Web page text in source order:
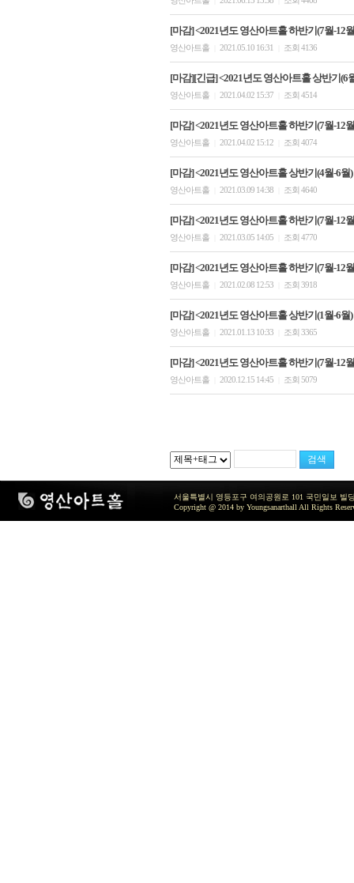
[마감] <2021년도 영산아트홀 하반기(7월-12
영산아트홀 2021.05.10 16:31 조회 4136
[마감][긴급] <2021년도 영산아트홀 상반기(6
영산아트홀 2021.04.02 15:37 조회 4514
[마감] <2021년도 영산아트홀 하반기(7월-12
영산아트홀 2021.04.02 15:12 조회 4074
[마감] <2021년도 영산아트홀 상반기(4월-6월
영산아트홀 2021.03.09 14:38 조회 4640
[마감] <2021년도 영산아트홀 하반기(7월-12
영산아트홀 2021.03.05 14:05 조회 4770
[마감] <2021년도 영산아트홀 하반기(7월-12
영산아트홀 2021.02.08 12:53 조회 3918
[마감] <2021년도 영산아트홀 상반기(1월-6월
영산아트홀 2021.01.13 10:33 조회 3365
[마감] <2021년도 영산아트홀 하반기(7월-12
영산아트홀 2020.12.15 14:45 조회 5079
서울특별시 영등포구 여의공원로 101 국민일보 빌
Copyright @ 2014 by Youngsanarthall All Rights